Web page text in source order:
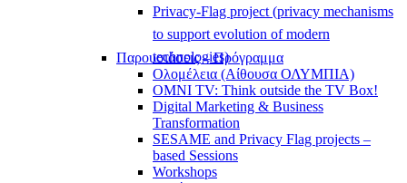
Privacy-Flag project (privacy mechanisms
to support evolution of modern
technologies)
Παρουσιάσεις – Πρόγραμμα
Ολομέλεια (Αίθουσα ΟΛΥΜΠΙΑ)
OMNI TV: Think outside the TV Box!
Digital Marketing & Business
Transformation
SESAME and Privacy Flag projects –
based Sessions
Workshops